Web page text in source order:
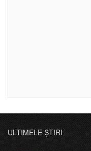
ULTIMELE ȘTIRI